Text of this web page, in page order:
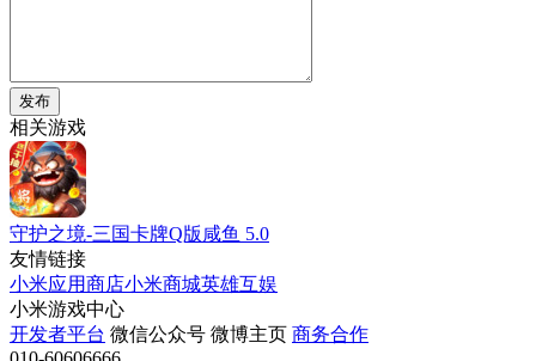
发布
相关游戏
守护之境-三国卡牌Q版咸鱼 5.0
友情链接
小米应用商店小米商城英雄互娱
小米游戏中心
开发者平台 微信公众号 微博主页 商务合作